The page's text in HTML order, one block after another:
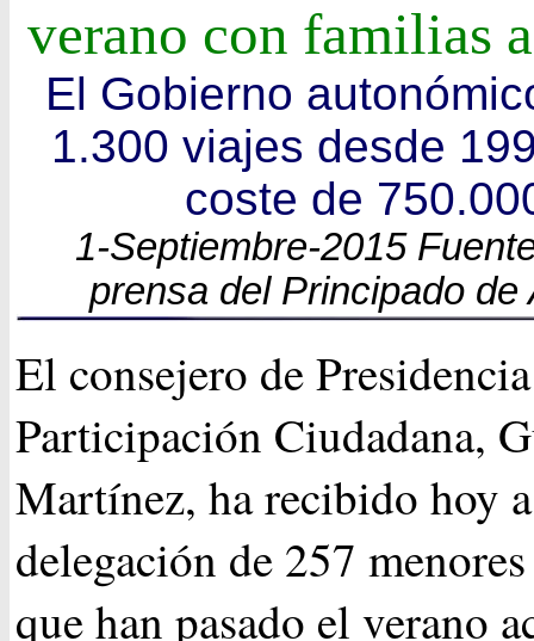
verano con familias
El Gobierno
1.300 viajes desde
coste de
1-Septiembre-2015
prensa del Principado de
El consejero de
Participación Ciudadana,
Martínez, ha recibido hoy
delegación de 257
que han pasado el verano